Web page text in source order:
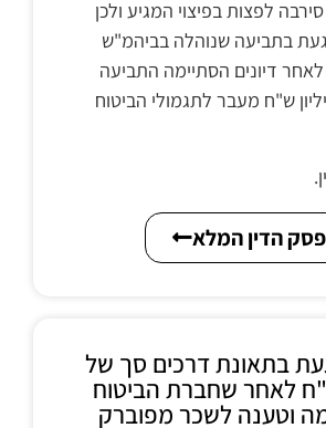
לפצות בפיצוי המגיע ולכן
בתביעה שנוהלה בביהמ"ש
דיונים הסתיימה התביעה
של 3 מיליון ש"ח מעבר לתגמולי הביטוח
הדין המלא
בתאונת דרכים סך של
ש"ח לאחר שחברת הביטוח
וטענה לשכר מפוברק